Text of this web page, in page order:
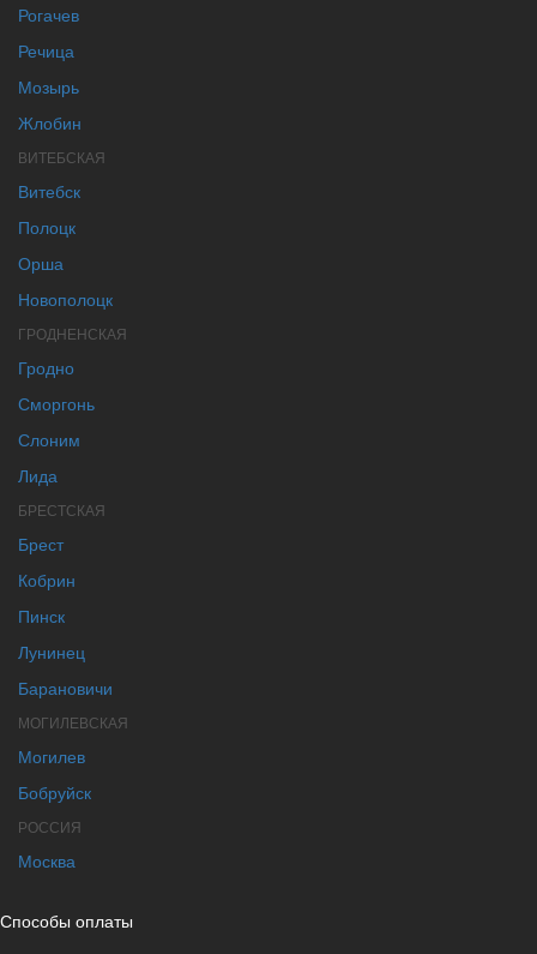
Рогачев
Речица
Мозырь
Жлобин
ВИТЕБСКАЯ
Витебск
Полоцк
Орша
Новополоцк
ГРОДНЕНСКАЯ
Гродно
Сморгонь
Слоним
Лида
БРЕСТСКАЯ
Брест
Кобрин
Пинск
Лунинец
Барановичи
МОГИЛЕВСКАЯ
Могилев
Бобруйск
РОССИЯ
Москва
Способы оплаты